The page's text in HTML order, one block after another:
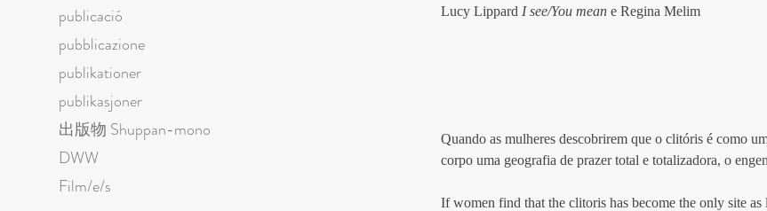
publicació
pubblicazione
publikationer
publikasjoner
出版物 Shuppan-mono
DWW
Film/e/s
Lucy Lippard I see/You mean e Regina Melim
Quando as mulheres descobrirem que o clitóris é como
corpo uma geografia de prazer total e totalizadora, o
If women find that the clitoris has become the only site as